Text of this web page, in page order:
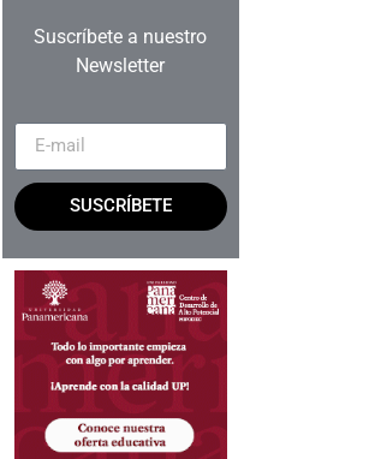
Suscríbete a nuestro
Newsletter
SUSCRÍBETE